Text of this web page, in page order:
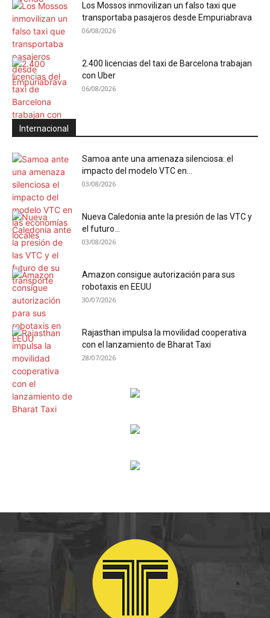
Los Mossos inmovilizan un falso taxi que
transportaba pasajeros desde Empuriabrava
06/08/2026
2.400 licencias del taxi de Barcelona trabajan
con Uber
06/08/2026
Internacional
Samoa ante una amenaza silenciosa: el
impacto del modelo VTC en...
03/08/2026
Nueva Caledonia ante la presión de las VTC y
el futuro...
03/08/2026
Amazon consigue autorización para sus
robotaxis en EEUU
30/07/2026
Rajasthan impulsa la movilidad cooperativa
con el lanzamiento de Bharat Taxi
28/07/2026